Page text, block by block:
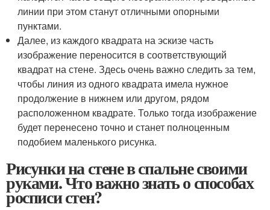
линии при этом станут отличными опорными
пунктами.
Далее, из каждого квадрата на эскизе часть
изображение переносится в соответствующий
квадрат на стене. Здесь очень важно следить за тем,
чтобы линия из одного квадрата имела нужное
продолжение в нижнем или другом, рядом
расположенном квадрате. Только тогда изображение
будет перенесено точно и станет полноценным
подобием маленького рисунка.
Рисунки на стене в спальне своими
руками. Что важно знать о способах
росписи стен?